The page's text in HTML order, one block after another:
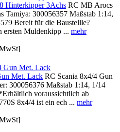
Hinterkipper 3Achs RC MB Arocs
Tamiya: 300056357 Maßstab 1:14,
Bereit für die Baustellle?
ersten Muldenkipp ... mehr
Met. Lack RC Scania 8x4/4 Gun
300056376 Maßstab 1:14, 1/14
voraussichtlich ab
8x4/4 ist ein ech ... mehr